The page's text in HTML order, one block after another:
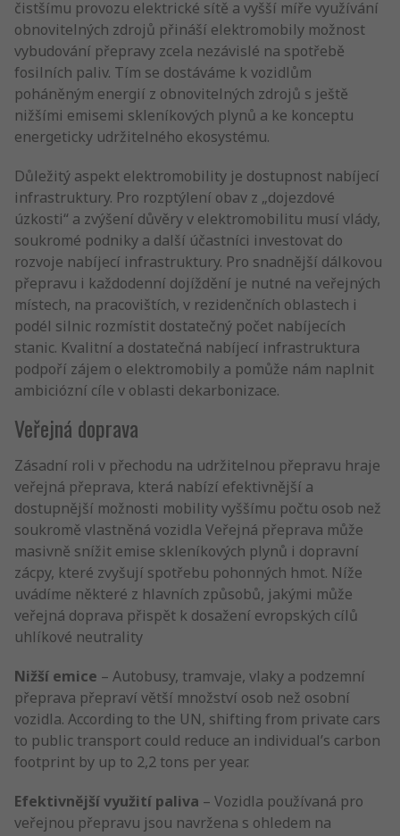
čistšímu provozu elektrické sítě a vyšší míře využívání
obnovitelných zdrojů přináší elektromobily možnost
vybudování přepravy zcela nezávislé na spotřebě
fosilních paliv. Tím se dostáváme k vozidlům
poháněným energií z obnovitelných zdrojů s ještě
nižšími emisemi skleníkových plynů a ke konceptu
energeticky udržitelného ekosystému.
Důležitý aspekt elektromobility je dostupnost nabíjecí
infrastruktury. Pro rozptýlení obav z „dojezdové
úzkosti“ a zvýšení důvěry v elektromobilitu musí vlády,
soukromé podniky a další účastníci investovat do
rozvoje nabíjecí infrastruktury. Pro snadnější dálkovou
přepravu i každodenní dojíždění je nutné na veřejných
místech, na pracovištích, v rezidenčních oblastech i
podél silnic rozmístit dostatečný počet nabíjecích
stanic. Kvalitní a dostatečná nabíjecí infrastruktura
podpoří zájem o elektromobily a pomůže nám naplnit
ambiciózní cíle v oblasti dekarbonizace.
Veřejná doprava
Zásadní roli v přechodu na udržitelnou přepravu hraje
veřejná přeprava, která nabízí efektivnější a
dostupnější možnosti mobility vyššímu počtu osob než
soukromě vlastněná vozidla Veřejná přeprava může
masivně snížit emise skleníkových plynů i dopravní
zácpy, které zvyšují spotřebu pohonných hmot. Níže
uvádíme některé z hlavních způsobů, jakými může
veřejná doprava přispět k dosažení evropských cílů
uhlíkové neutrality
Nižší emice – Autobusy, tramvaje, vlaky a podzemní
přeprava přepraví větší množství osob než osobní
vozidla. According to the UN, shifting from private cars
to public transport could reduce an individual’s carbon
footprint by up to 2,2 tons per year.
Efektivnější využití paliva – Vozidla používaná pro
veřejnou přepravu jsou navržena s ohledem na